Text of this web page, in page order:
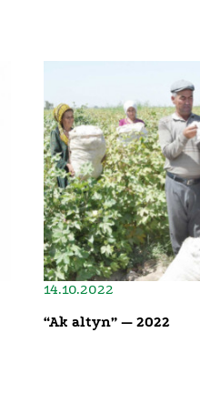
14.10.2022
“Ak altyn” — 2022